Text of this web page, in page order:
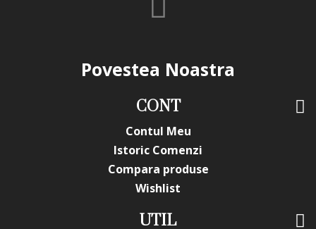
pozele si descrierile prezentate pe site, acestea se pot
Povestea Noastra
CONT
Contul Meu
Istoric Comenzi
Compara produse
Wishlist
UTIL